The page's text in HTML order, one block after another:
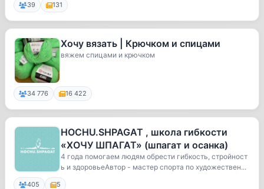
39 131
Хочу вязать | Крючком и спицами
вяжем спицами и крючком
34 776 16 422
HOCHU.SHPAGAT , школа гибкости
«ХОЧУ ШПАГАТ» (шпагат и осанка)
4 года помогаем людям обрести гибкость, стройност
ь и здоровьеАвтор - мастер спорта по художествен...
405 5